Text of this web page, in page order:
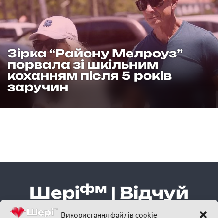
Використання файлів cookie
Зірка “Району Мелроуз”
порвала зі шкільним
коханням після 5 років
заручин
Шеріфм | Відчуй